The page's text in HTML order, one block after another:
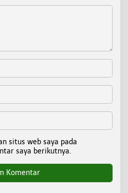
situs web saya pada
saya berikutnya.